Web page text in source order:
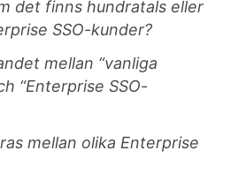
det finns hundratals eller
SSO-kunder?
mellan “vanliga
“Enterprise SSO-
mellan olika Enterprise